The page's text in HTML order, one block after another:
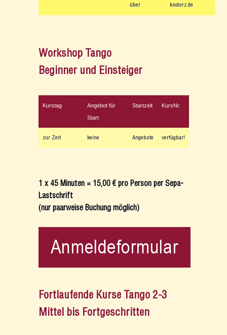
über kostorz.de
Workshop Tango
Beginner und Einsteiger
Kurstag
Angebot für
Start
Startzeit KursNr.
zur Zeit keine Angebote verfügbar!
1 x 45 Minuten = 15,00 € pro Person per Sepa-
Lastschrift
(nur paarweise Buchung möglich)
Fortlaufende Kurse Tango 2-3
Mittel bis Fortgeschritten